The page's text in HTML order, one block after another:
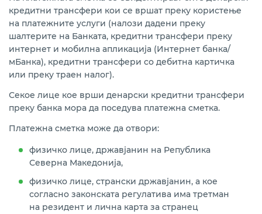
кредитни трансфери кои се вршат преку користење
на платежните услуги (налози дадени преку
шалтерите на Банката, кредитни трансфери преку
интернет и мобилна апликација (Интернет банка/
мБанка), кредитни трансфери со дебитна картичка
или преку траен налог).
Секое лице кое врши денарски кредитни трансфери
преку банка мора да поседува платежна сметка.
Платежна сметка може да отвори:
физичко лице, државјанин на Република
Северна Македонија,
физичко лице, странски државјанин, а кое
согласно законската регулатива има третман
на резидент и лична карта за странец